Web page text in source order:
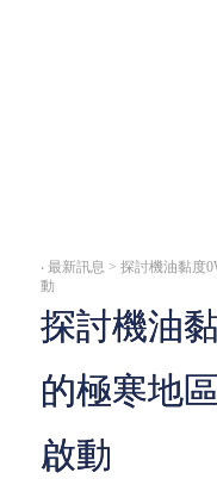
‧最新訊息 > 探討機油黏度
動
探討機油
的極寒地
啟動